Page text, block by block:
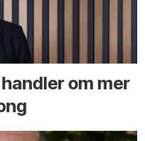
om mer